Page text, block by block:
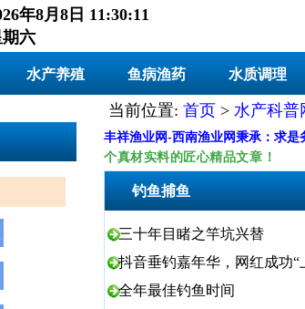
年8月8日 11:30:11
六
水产养殖 鱼病渔药 水质调理
当前位置: 首页 > 水产科普
丰祥渔业网-西南渔业网秉承：求是
个真材实料的匠心精品文章！
钓鱼捕鱼
三十年目睹之竿坑兴替
抖音垂钓嘉年华，网红成功
全年最佳钓鱼时间